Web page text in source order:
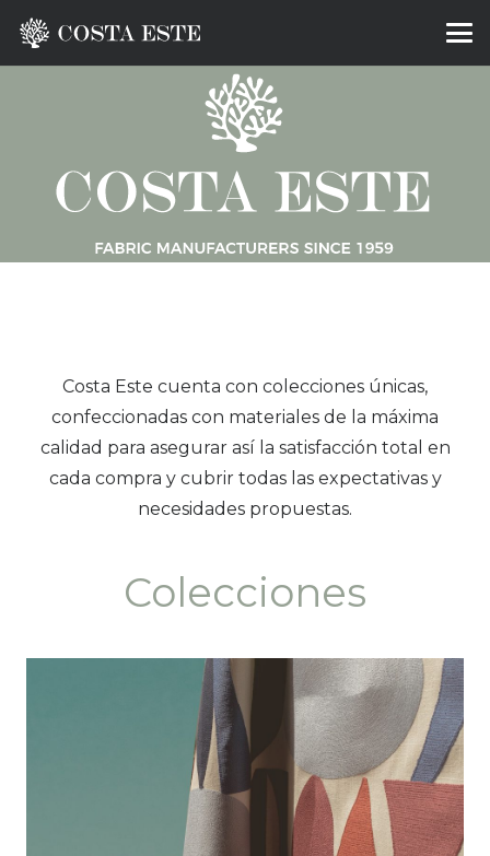
Costa Este cuenta con colecciones únicas,
confeccionadas con materiales de la máxima
calidad para asegurar así la satisfacción total en
cada compra y cubrir todas las expectativas y
necesidades propuestas.
Colecciones